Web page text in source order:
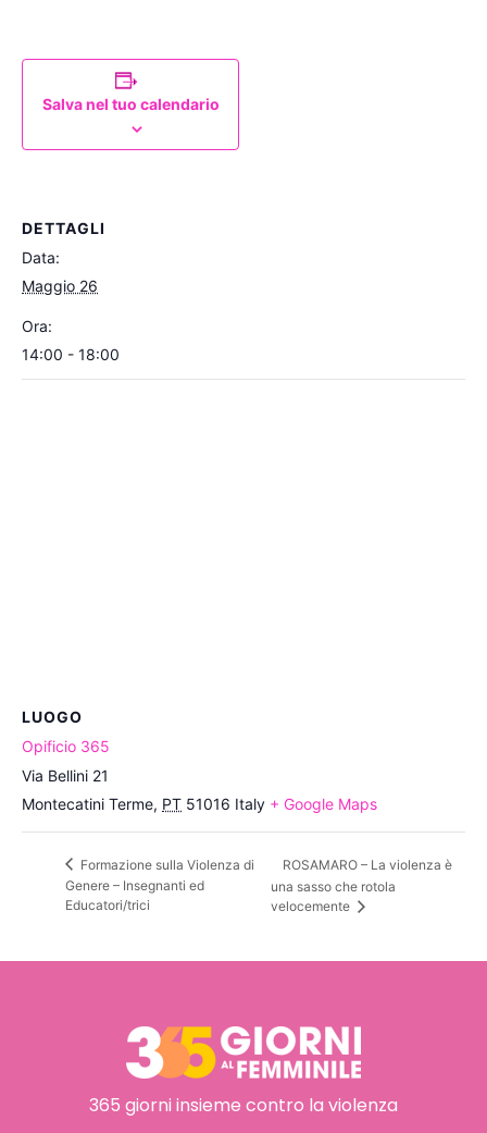
Salva nel tuo calendario
DETTAGLI
Data:
Maggio 26
Ora:
14:00 - 18:00
LUOGO
Opificio 365
Via Bellini 21
Montecatini Terme, PT 51016 Italy + Google Maps
Formazione sulla Violenza di
Genere – Insegnanti ed
Educatori/trici
ROSAMARO – La violenza è
una sasso che rotola
velocemente
365 giorni insieme contro la violenza